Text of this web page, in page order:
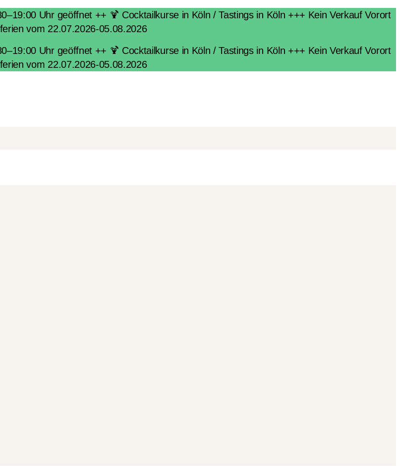
Uhr geöffnet ++ 🍹 Cocktailkurse in Köln / Tastings in Köln +++ Kein Verkauf Vorort
vom 22.07.2026-05.08.2026
Uhr geöffnet ++ 🍹 Cocktailkurse in Köln / Tastings in Köln +++ Kein Verkauf Vorort
vom 22.07.2026-05.08.2026